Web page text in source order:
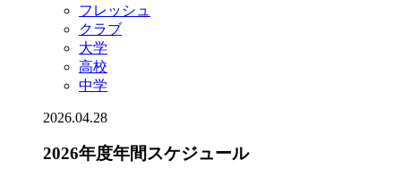
フレッシュ
クラブ
大学
高校
中学
2026.04.28
2026年度年間スケジュール